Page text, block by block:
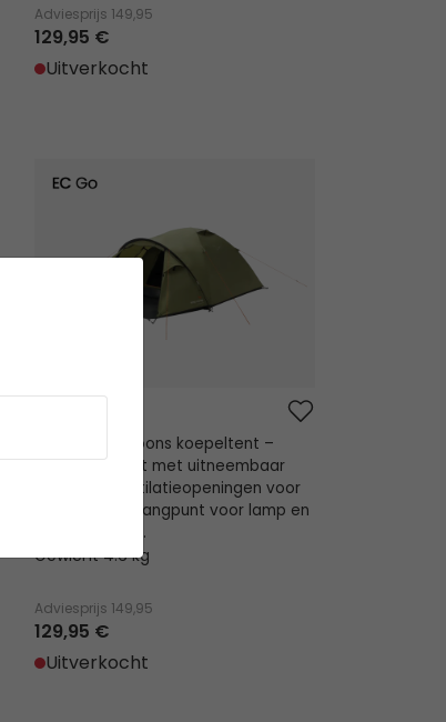
Adviesprijs 149,95
129,95 €
Uitverkocht
Grote 4-persoons koepeltent –
ruime voortent met uitneembaar
grondzeil, ventilatieopeningen voor
en boven, ophangpunt voor lamp en
opbergvakken.
Gewicht 4.6 kg
Adviesprijs 149,95
129,95 €
Uitverkocht